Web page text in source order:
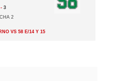
-3
2
vs 58 e/14 y 15